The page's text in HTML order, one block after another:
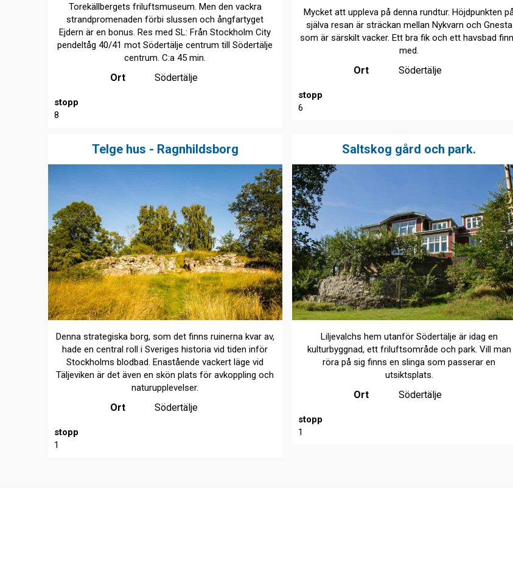
Torekällbergets friluftsmuseum. Men den vackra
strandpromenaden förbi slussen och ångfartyget
Ejdern är en bonus. Res med SL: Från Stockholm City
pendeltåg 40/41 mot Södertälje centrum till Södertälje
centrum. C:a 45 min.
Ort Södertälje
stopp
8
Mycket att uppleva på denna rundtur. Höjdpunkten
själva resan är sträckan mellan Nykvarn och Gnesta
som är särskilt vacker. Ett bra fik och ett havsbad
med.
Ort Södertälje
stopp
6
Telge hus - Ragnhildsborg
Denna strategiska borg, som det finns ruinerna kvar av,
hade en central roll i Sveriges historia vid tiden inför
Stockholms blodbad. Enastående vackert läge vid
Täljeviken är det även en skön plats för avkoppling och
naturupplevelser.
Ort Södertälje
stopp
1
Saltskog gård och park.
Liljevalchs hem utanför Södertälje är idag en
kulturbyggnad, ett friluftsområde och park. Vill man
röra på sig finns en slinga som passerar en
utsiktsplats.
Ort Södertälje
stopp
1